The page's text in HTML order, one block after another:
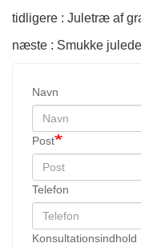
tidligere : Juletræ af
næste : Smukke
Navn
Post
Telefon
Konsultationsindhold